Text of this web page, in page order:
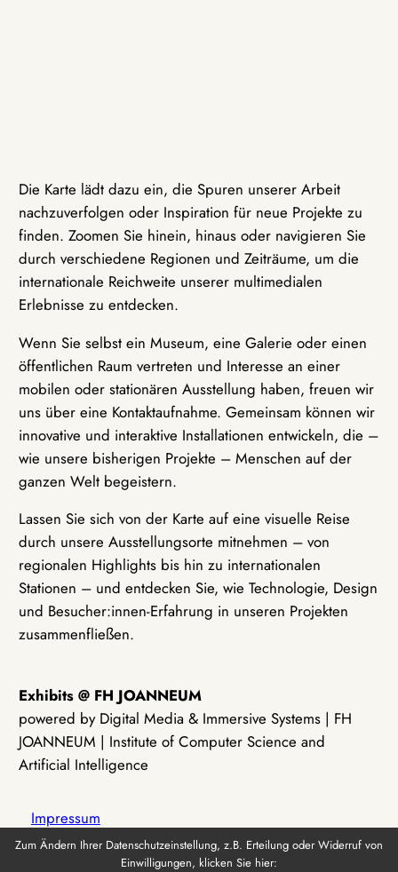
Die Karte lädt dazu ein, die Spuren unserer Arbeit
nachzuverfolgen oder Inspiration für neue Projekte zu
finden. Zoomen Sie hinein, hinaus oder navigieren Sie
durch verschiedene Regionen und Zeiträume, um die
internationale Reichweite unserer multimedialen
Erlebnisse zu entdecken.
Wenn Sie selbst ein Museum, eine Galerie oder einen
öffentlichen Raum vertreten und Interesse an einer
mobilen oder stationären Ausstellung haben, freuen wir
uns über eine Kontaktaufnahme. Gemeinsam können wir
innovative und interaktive Installationen entwickeln, die –
wie unsere bisherigen Projekte – Menschen auf der
ganzen Welt begeistern.
Lassen Sie sich von der Karte auf eine visuelle Reise
durch unsere Ausstellungsorte mitnehmen – von
regionalen Highlights bis hin zu internationalen
Stationen – und entdecken Sie, wie Technologie, Design
und Besucher:innen-Erfahrung in unseren Projekten
zusammenfließen.
Exhibits @ FH JOANNEUM
powered by Digital Media & Immersive Systems | FH
JOANNEUM | Institute of Computer Science and
Artificial Intelligence
Impressum
Zum Ändern Ihrer Datenschutzeinstellung, z.B. Erteilung oder Widerruf von
Einwilligungen, klicken Sie hier: